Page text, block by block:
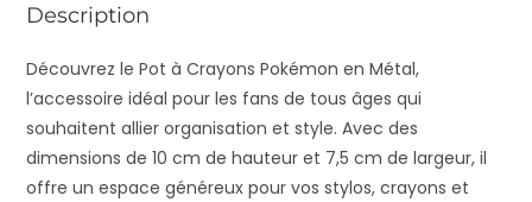
Description
Découvrez le Pot à Crayons Pokémon en Métal,
l’accessoire idéal pour les fans de tous âges qui
souhaitent allier organisation et style. Avec des
dimensions de 10 cm de hauteur et 7,5 cm de largeur, il
offre un espace généreux pour vos stylos, crayons et